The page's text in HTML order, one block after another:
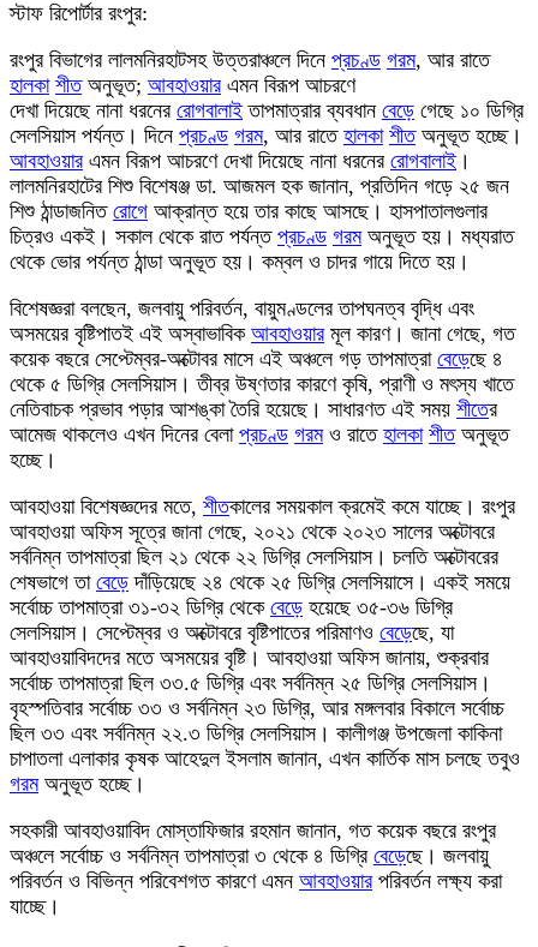
স্টাফ রিপোর্টার রংপুর:
রংপুর বিভাগের লালমনিরহাটসহ উত্তরাঞ্চলে দিনে প্রচণ্ড গরম, আর রাতে
হালকা শীতঅনুভূত; আবহাওয়ারএমন বিরূপ আচরণে
দেখা দিয়েছে নানা ধরনের রোগবালাইতাপমাত্রার ব্যবধান বেড়ে গেছে ১০ ডিগ্রি
সেলসিয়াস পর্যন্ত। দিনে প্রচণ্ড গরম, আর রাতে হালকা শীতঅনুভূত হচ্ছে।
আবহাওয়ারএমন বিরূপ আচরণে দেখা দিয়েছে নানা ধরনের রোগবালাই।
লালমনিরহাটের শিশু বিশেষঞ্জ ডা. আজমল হক জানান, প্রতিদিন গড়ে ২৫ জন
শিশু ঠান্ডাজনিত রোগ ে আক্রান্ত হয়ে তার কাছে আসছে। হাসপাতালগুলার
চিত্রও একই। সকাল থেকে রাত পর্যন্ত প্রচণ্ড গরমঅনুভূত হয়। মধ্যরাত
থেকে ভোর পর্যন্ত ঠান্ডা অনুভূত হয়। কম্বল ও চাদর গায়ে দিতে হয়।
বিশেষজ্ঞরা বলছেন, জলবায়ু পরিবর্তন, বায়ুমণ্ডলের তাপঘনত্ব বৃদ্ধি এবং
অসময়ের বৃষ্টিপাতই এই অস্বাভাবিক আবহাওয়ারমূল কারণ। জানা গেছে, গত
কয়েক বছরে সেপ্টেম্বর-অক্টোবর মাসে এই অঞ্চলে গড় তাপমাত্রা বেড়েছে ৪
থেকে ৫ ডিগ্রি সেলসিয়াস। তীব্র উষ্ণতার কারণে কৃষি, প্রাণী ও মৎস্য খাতে
নেতিবাচক প্রভাব পড়ার আশঙ্কা তৈরি হয়েছে। সাধারণত এই সময় শীতের
আমেজ থাকলেও এখন দিনের বেলা প্রচণ্ড গরমও রাতে হালকা শীতঅনুভূত
হচ্ছে।
আবহাওয়া বিশেষজ্ঞদের মতে, শীতকালের সময়কাল ক্রমেই কমে যাচ্ছে। রংপুর
আবহাওয়া অফিস সূত্রে জানা গেছে, ২০২১ থেকে ২০২৩ সালের অক্টোবরে
সর্বনিম্ন তাপমাত্রা ছিল ২১ থেকে ২২ ডিগ্রি সেলসিয়াস। চলতি অক্টোবরের
শেষভাগে তা বেড়ে দাঁড়িয়েছে ২৪ থেকে ২৫ ডিগ্রি সেলসিয়াসে। একই সময়ে
সর্বোচ্চ তাপমাত্রা ৩১-৩২ ডিগ্রি থেকে বেড়ে হয়েছে ৩৫-৩৬ ডিগ্রি
সেলসিয়াস। সেপ্টেম্বর ও অক্টোবরে বৃষ্টিপাতের পরিমাণও বেড়েছে, যা
আবহাওয়াবিদদের মতে অসময়ের বৃষ্টি। আবহাওয়া অফিস জানায়, শুক্রবার
সর্বোচ্চ তাপমাত্রা ছিল ৩৩.৫ ডিগ্রি এবং সর্বনিম্ন ২৫ ডিগ্রি সেলসিয়াস।
বৃহস্পতিবার সর্বোচ্চ ৩৩ ও সর্বনিম্ন ২৩ ডিগ্রি, আর মঙ্গলবার বিকালে সর্বোচ্চ
ছিল ৩৩ এবং সর্বনিম্ন ২২.৩ ডিগ্রি সেলসিয়াস। কালীগঞ্জ উপজেলা কাকিনা
চাপাতলা এলাকার কৃষক আহেদুল ইসলাম জানান, এখন কার্তিক মাস চলছে তবুও
গরমঅনুভূত হচ্ছে।
সহকারী আবহাওয়াবিদ মোস্তাফিজার রহমান জানান, গত কয়েক বছরে রংপুর
অঞ্চলে সর্বোচ্চ ও সর্বনিম্ন তাপমাত্রা ৩ থেকে ৪ ডিগ্রি বেড়েছে। জলবায়ু
পরিবর্তন ও বিভিন্ন পরিবেশগত কারণে এমন আবহাওয়ারপরিবর্তন লক্ষ্য করা
যাচ্ছে।